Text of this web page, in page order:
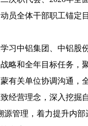
员全体干部职工锚定
习中铝集团、中铝股
略和全年目标任务，
有关单位协调沟通，
经营理念，深入挖掘
源管理，着力提升内